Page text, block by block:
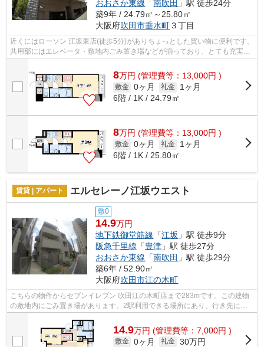
おおさか東線 「南吹田 」駅 徒歩24分
築9年 / 24.79㎡～25.80㎡
大阪府吹田市垂水町３丁目
近くにはローソン 江坂東店(徒歩5分)がありちょっとした買い物に便利です。
共用部にはエレベータ・敷地内ごみ置き場などが揃っており、とても充実し
ています。風通しが良い物件です。...
8万円 (管理費等：13,000円 )
敷金 0ヶ月 礼金
1ヶ月
6階 / 1K / 24.79㎡
8万円 (管理費等：13,000円 )
敷金 0ヶ月 礼金
1ヶ月
6階 / 1K / 25.80㎡
賃貸 | アパート エルセレーノ江坂ウエスト
敷0
14.9万円
地下鉄御堂筋線 「江坂 」駅 徒歩9分
阪急千里線 「豊津 」駅 徒歩27分
おおさか東線 「南吹田 」駅 徒歩29分
築6年 / 52.90㎡
大阪府吹田市江の木町
こちらの物件からセブンイレブン 吹田江の木町店まで283mです。この建物
の敷地内にごみ置き場があります。2駅利用できる場所にあり、行き先に合
14.9万円 (管理費等：7,000円 )
敷金 0ヶ月 礼金 30万円